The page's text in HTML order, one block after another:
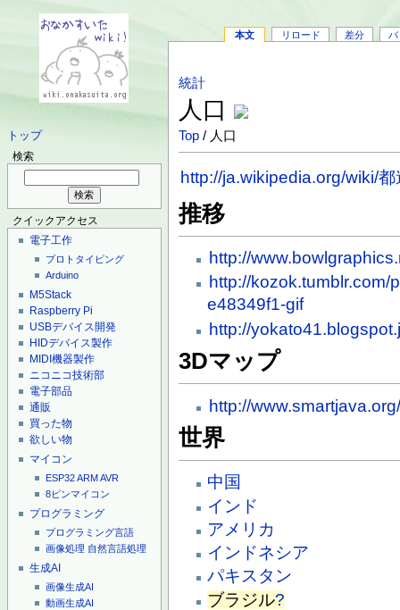
トップ
検索
クイックアクセス
電子工作
プロトタイピング
Arduino
M5Stack
Raspberry Pi
USBデバイス開発
HIDデバイス製作
MIDI機器製作
ニコニコ技術部
電子部品
通販
買った物
欲しい物
マイコン
ESP32ARMAVR
8ピンマイコン
プログラミング
プログラミング言語
画像処理 自然言語処理
生成AI
画像生成AI
動画生成AI
本文 リロード 差分 バ
統計
人口
Top / 人口
http://ja.wikipedia.org/wiki/
推移
http://
http://
e48349f1-gif
http://
3Dマップ
http://
世界
中国
インド
アメリカ
インドネシア
パキスタン
ブラジル?